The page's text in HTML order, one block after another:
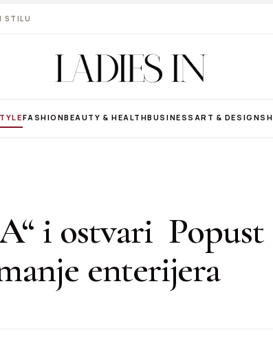
STILU
FASHIONBEAUTY & HEALTHBUSINESS ART & DESIGN
i ostvari Popust
enterijera